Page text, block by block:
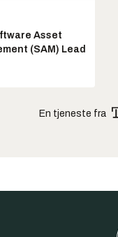
Asset
(SAM) Lead
En tjeneste fra